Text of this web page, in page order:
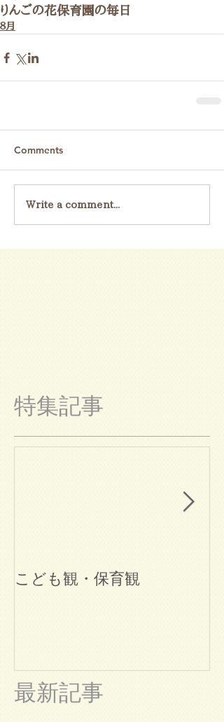
りんごの花保育園の毎日
８月
Comments
Write a comment...
特集記事
こども観・保育観
最新記事